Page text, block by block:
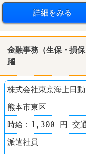
詳細をみる
金融事務（生保・損
躍
株式会社東京海上日
熊本市東区
時給：1,300 円 交
派遣社員